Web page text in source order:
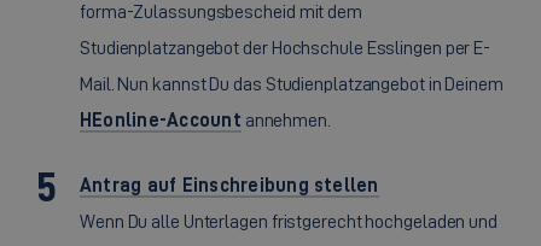
forma-Zulassungsbescheid mit dem
Studienplatzangebot der Hochschule Esslingen per E-
Mail. Nun kannst Du das Studienplatzangebot in Deinem
HEonline-Account annehmen.
Antrag auf Einschreibung stellen
Wenn Du alle Unterlagen fristgerecht hochgeladen und